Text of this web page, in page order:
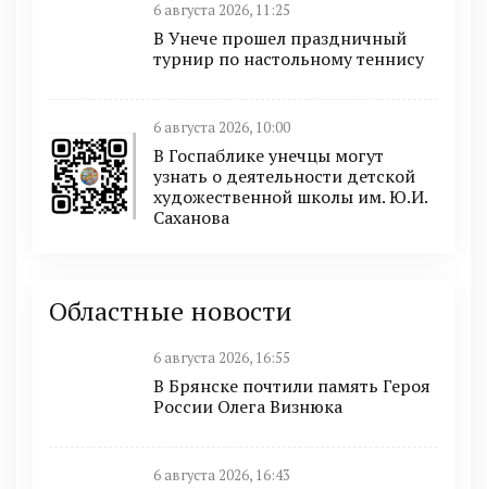
6 августа 2026, 11:25
В Унече прошел праздничный
турнир по настольному теннису
6 августа 2026, 10:00
В Госпаблике унечцы могут
узнать о деятельности детской
художественной школы им. Ю.И.
Саханова
Областные новости
6 августа 2026, 16:55
В Брянске почтили память Героя
России Олега Визнюка
6 августа 2026, 16:43